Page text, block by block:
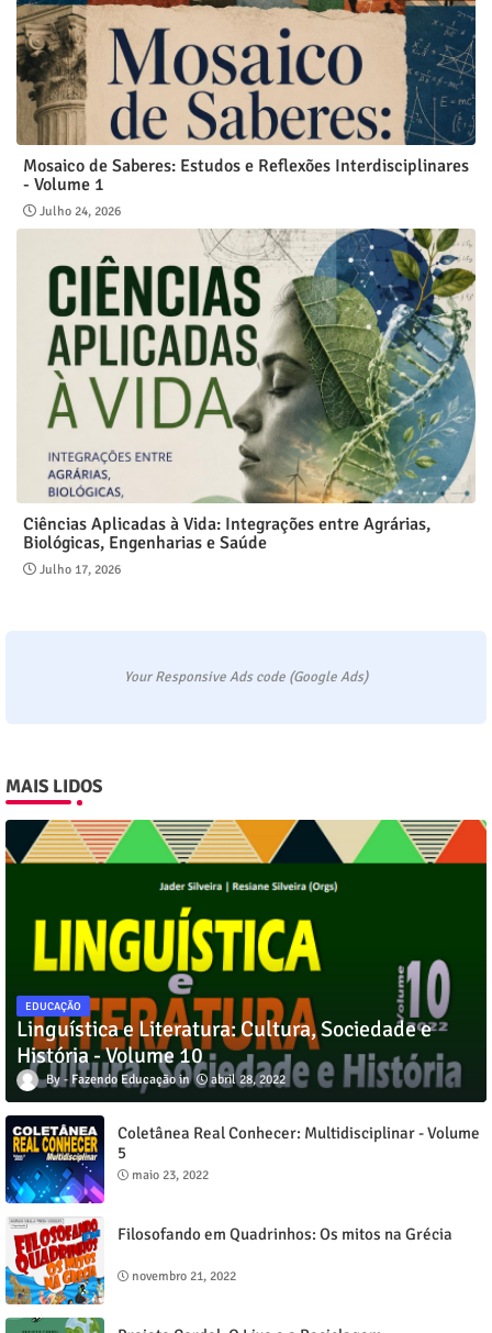
Mosaico de Saberes: Estudos e Reflexões Interdisciplinares
- Volume 1
Julho 24, 2026
Ciências Aplicadas à Vida: Integrações entre Agrárias,
Biológicas, Engenharias e Saúde
Julho 17, 2026
Your Responsive Ads code (Google Ads)
MAIS LIDOS
EDUCAÇÃO
Linguística e Literatura: Cultura, Sociedade e
História - Volume 10
Fazendo Educação abril 28, 2022
Coletânea Real Conhecer: Multidisciplinar - Volume
5
maio 23, 2022
Filosofando em Quadrinhos: Os mitos na Grécia
novembro 21, 2022